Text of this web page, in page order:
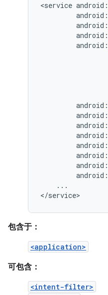
<service android:
android:
android:
android:
android:
android:
android:
android:
android:
android:
android:
android:
android:
...
</service>
包含于：
<application>
可包含：
<intent-filter>